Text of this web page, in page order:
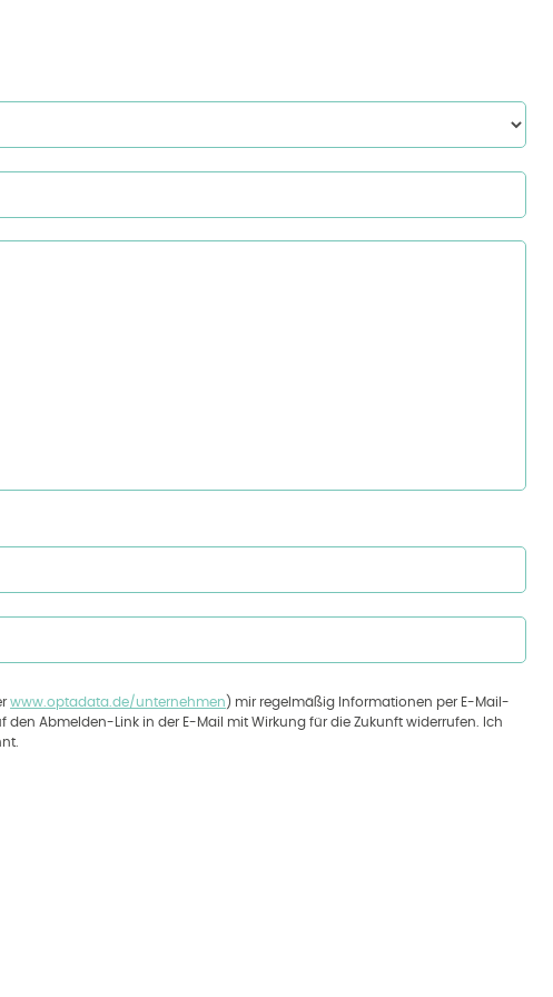
www.optadata.de/unternehmen ) mir regelmäßig Informationen per E-Mail-
Abmelden-Link in der E-Mail mit Wirkung für die Zukunft widerrufen. Ich